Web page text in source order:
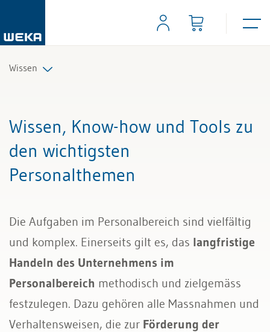
Wissen
Management
Führung & Kompetenzen
Recht
Bau & Immobilien
Wissen, Know-how und Tools zu
den wichtigsten
Personalthemen
Die Aufgaben im Personalbereich sind vielfältig
und komplex. Einerseits gilt es, das langfristige
Handeln des Unternehmens im
Personalbereich methodisch und zielgemäss
festzulegen. Dazu gehören alle Massnahmen und
Verhaltensweisen, die zur Förderung der